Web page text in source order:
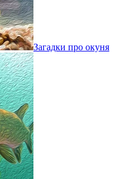
Загадки про окуня